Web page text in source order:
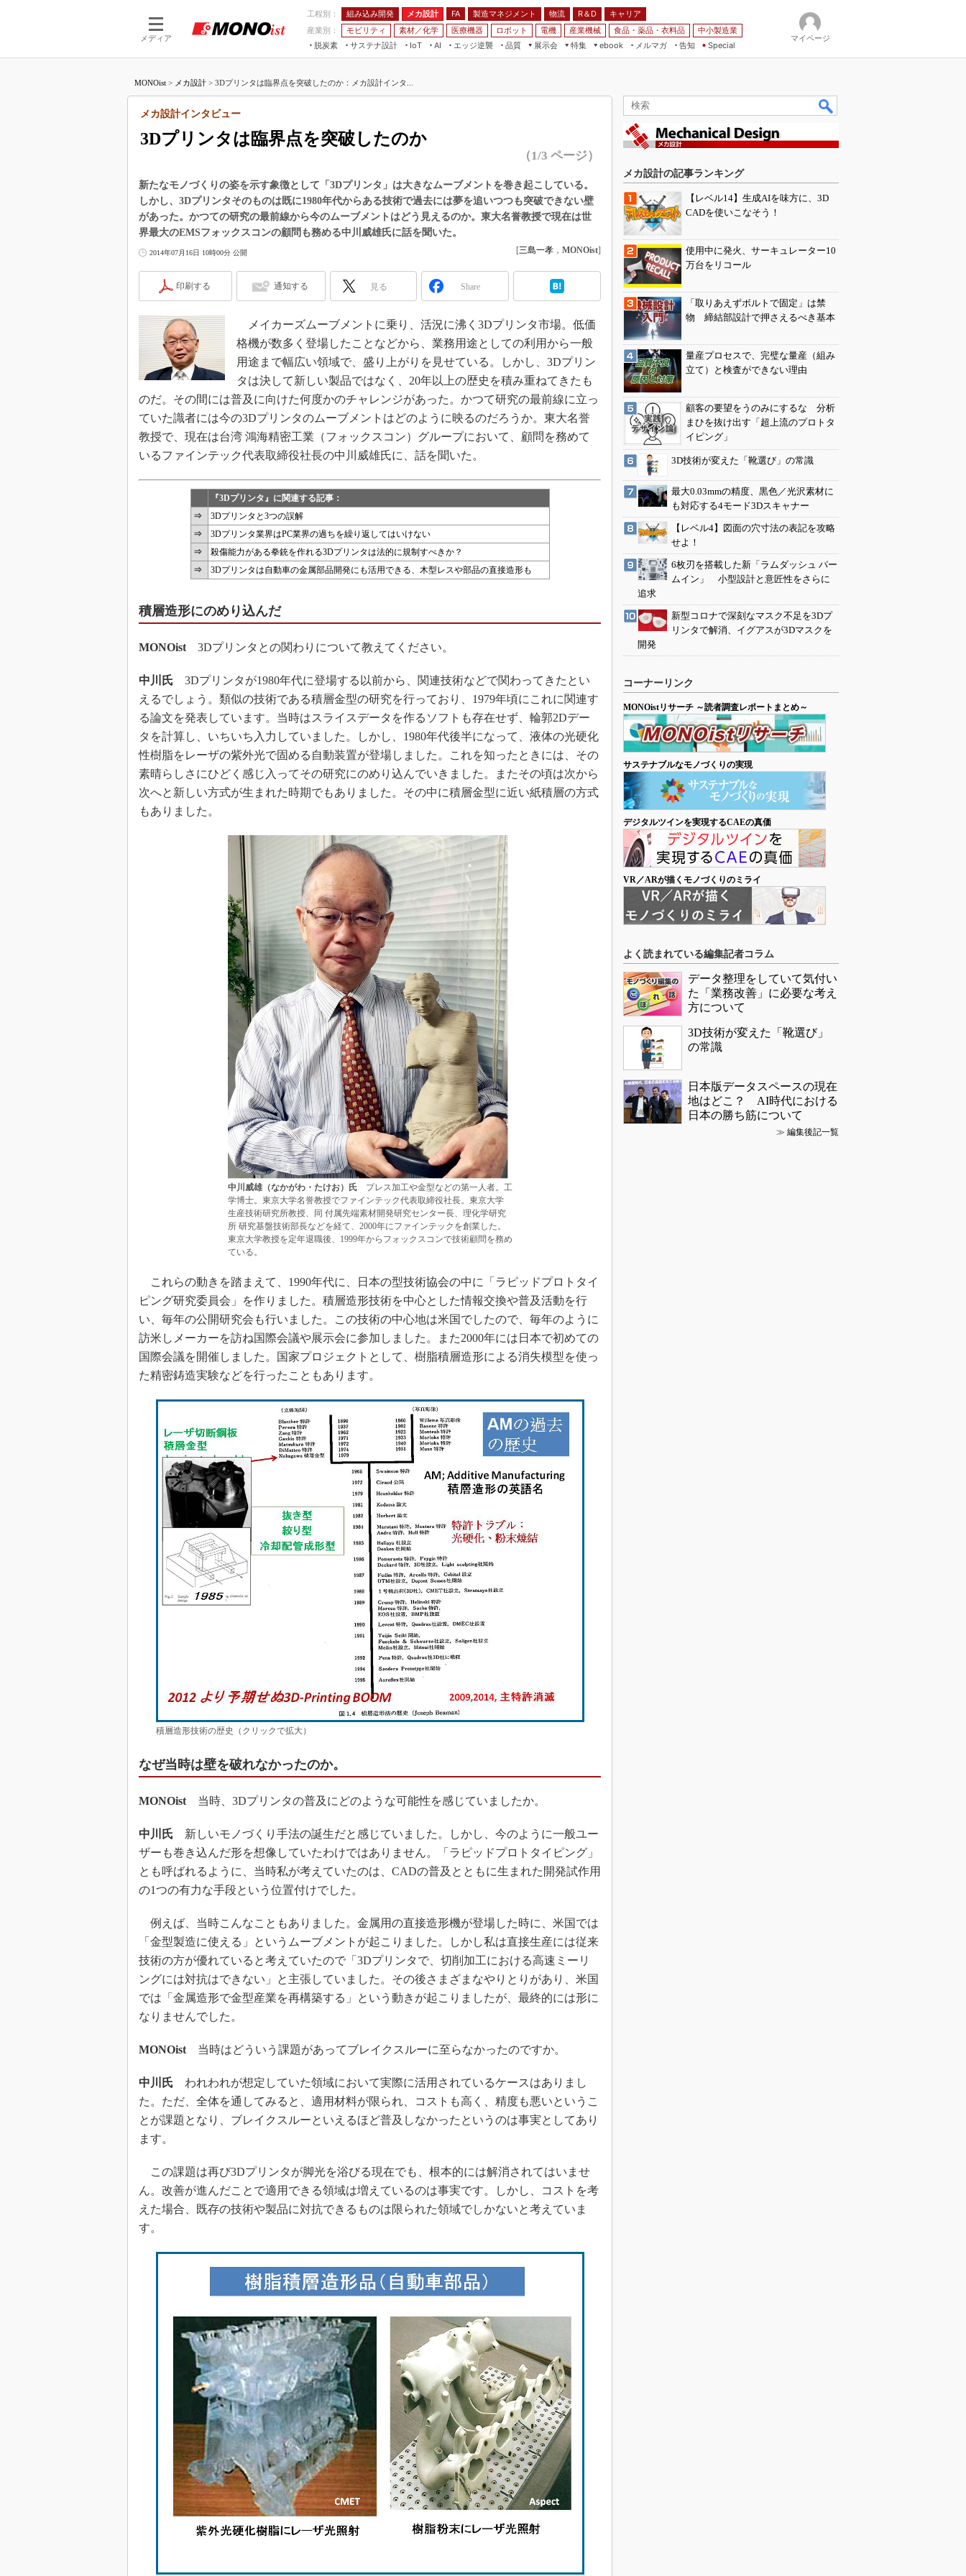
メディア
工程別： 組み込み開発 メカ設計 FA 製造マネジメント 物流 R＆D
キャリア
産業別：
モビリティ 素材／化学 医療機器 ロボット 電機 産業機械 食品・薬品・衣料品
中小製造業
脱炭素
サステナ設計
IoT
つながる工場
AI
AI×設備保全
エッジ逆襲 品質
展示会
JIMTOF
IIFES
ジャパンモビリティショー
TECHNO-FRONTIER
人テク展
EdgeTech+
日本ものづくりワールド
産業オープンネット展
特集
組み込み画像技術
組み込みモデリング
Windows Embedded
ISO26262
無償設計ツール
3Dプリンタ
デジタルツインとCAE
S＆OP
インダストリー4.0
イノベーション
製造業ビッグデータ
メイドインジャパン
植物工場
知財マネジメント
海外生産
グローバル設計・開発
制御セキュリティ
ebook
メルマガ
告知 Special
マイページ
MONOist > メカ設計 > 3Dプリンタは臨界点を突破したのか：メカ設計インタ...
3Dプリンタは臨界点を突破したのか
メカ設計インタビュー
（1/3 ページ）
新たなモノづくりの姿を示す象徴として「3Dプリンタ」は大きなムーブメントを巻き起こしている。
しかし、3Dプリンタそのものは既に1980年代からある技術で過去には夢を追いつつも突破できない壁
があった。かつての研究の最前線から今のムーブメントはどう見えるのか。東大名誉教授で現在は世
界最大のEMSフォックスコンの顧問も務める中川威雄氏に話を聞いた。
2014年07月16日 10時00分 公開 [三島一孝 ， MONOist]
印刷する 通知する 見る Share
メイカーズムーブメントに乗り、活況に沸く3Dプリンタ市場。低価
格機が数多く登場したことなどから、業務用途としての利用から一般
用途まで幅広い領域で、盛り上がりを見せている。しかし、3Dプリン
タは決して新しい製品ではなく、20年以上の歴史を積み重ねてきたも
のだ。その間には普及に向けた何度かのチャレンジがあった。かつて研究の最前線に立っ
ていた識者には今の3Dプリンタのムーブメントはどのように映るのだろうか。東大名誉
教授で、現在は台湾 鴻海精密工業（フォックスコン）グループにおいて、顧問を務めて
いるファインテック代表取締役社長の中川威雄氏に、話を聞いた。
『3Dプリンタ』に関連する記事：
⇒
3Dプリンタと3つの誤解
⇒
3Dプリンタ業界はPC業界の過ちを繰り返してはいけない
⇒
殺傷能力がある拳銃を作れる3Dプリンタは法的に規制すべきか？
⇒
3Dプリンタは自動車の金属部品開発にも活用できる、木型レスや部品の直接造形も
積層造形にのめり込んだ
MONOist 3Dプリンタとの関わりについて教えてください。
中川氏 3Dプリンタが1980年代に登場する以前から、関連技術などで関わってきたとい
えるでしょう。類似の技術である積層金型の研究を行っており、1979年頃にこれに関連す
る論文を発表しています。当時はスライスデータを作るソフトも存在せず、輪郭2Dデー
タを計算し、いちいち入力していました。しかし、1980年代後半になって、液体の光硬化
性樹脂をレーザの紫外光で固める自動装置が登場しました。これを知ったときには、その
素晴らしさにひどく感じ入ってその研究にのめり込んでいきました。またその頃は次から
次へと新しい方式が生まれた時期でもありました。その中に積層金型に近い紙積層の方式
もありました。
中川威雄（なかがわ・たけお）氏プレス加工や金型などの第一人者。工
学博士。東京大学名誉教授でファインテック代表取締役社長。東京大学
生産技術研究所教授、同 付属先端素材開発研究センター長、理化学研究
所 研究基盤技術部長などを経て、2000年にファインテックを創業した。
東京大学教授を定年退職後、1999年からフォックスコンで技術顧問を務め
ている。
これらの動きを踏まえて、1990年代に、日本の型技術協会の中に「ラピッドプロトタイ
ピング研究委員会」を作りました。積層造形技術を中心とした情報交換や普及活動を行
い、毎年の公開研究会も行いました。この技術の中心地は米国でしたので、毎年のように
訪米しメーカーを訪ね国際会議や展示会に参加しました。また2000年には日本で初めての
国際会議を開催しました。国家プロジェクトとして、樹脂積層造形による消失模型を使っ
た精密鋳造実験などを行ったこともあります。
積層造形技術の歴史（クリックで拡大）
なぜ当時は壁を破れなかったのか。
MONOist 当時、3Dプリンタの普及にどのような可能性を感じていましたか。
中川氏 新しいモノづくり手法の誕生だと感じていました。しかし、今のように一般ユー
ザーも巻き込んだ形を想像していたわけではありません。「ラピッドプロトタイピング」
とも呼ばれるように、当時私が考えていたのは、CADの普及とともに生まれた開発試作用
の1つの有力な手段という位置付けでした。
例えば、当時こんなこともありました。金属用の直接造形機が登場した時に、米国では
「金型製造に使える」というムーブメントが起こりました。しかし私は直接生産には従来
技術の方が優れていると考えていたので「3Dプリンタで、切削加工における高速ミーリ
ングには対抗はできない」と主張していました。その後さまざまなやりとりがあり、米国
では「金属造形で金型産業を再構築する」という動きが起こりましたが、最終的には形に
なりませんでした。
MONOist 当時はどういう課題があってブレイクスルーに至らなかったのですか。
中川氏 われわれが想定していた領域において実際に活用されているケースはありまし
た。ただ、全体を通してみると、適用材料が限られ、コストも高く、精度も悪いというこ
とが課題となり、ブレイクスルーといえるほど普及しなかったというのは事実としてあり
ます。
この課題は再び3Dプリンタが脚光を浴びる現在でも、根本的には解消されてはいませ
ん。改善が進んだことで適用できる領域は増えているのは事実です。しかし、コストを考
えた場合、既存の技術や製品に対抗できるものは限られた領域でしかないと考えていま
す。
メカ設計の記事ランキング
【レベル14】生成AIを味方に、3D
CADを使いこなそう！
使用中に発火、サーキュレーター10
万台をリコール
「取りあえずボルトで固定」は禁
物 締結部設計で押さえるべき基本
量産プロセスで、完璧な量産（組み
立て）と検査ができない理由
顧客の要望をうのみにするな 分析
まひを抜け出す「超上流のプロトタ
イピング」
3D技術が変えた「靴選び」の常識
最大0.03mmの精度、黒色／光沢素材に
も対応する4モード3Dスキャナー
【レベル4】図面の穴寸法の表記を攻略
せよ！
6枚刃を搭載した新「ラムダッシュ パー
ムイン」 小型設計と意匠性をさらに
追求
新型コロナで深刻なマスク不足を3Dプ
リンタで解消、イグアスが3Dマスクを
開発
コーナーリンク
MONOistリサーチ ～読者調査レポートまとめ～
サステナブルなモノづくりの実現
デジタルツインを実現するCAEの真価
VR／ARが描くモノづくりのミライ
よく読まれている編集記者コラム
データ整理をしていて気付い
た「業務改善」に必要な考え
方について
3D技術が変えた「靴選び」
の常識
日本版データスペースの現在
地はどこ？ AI時代における
日本の勝ち筋について
≫ 編集後記一覧